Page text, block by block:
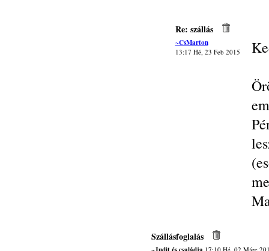
Re: szállás
~CsMarton
13:17 Hé, 23 Feb 2015
Szállásfoglalás